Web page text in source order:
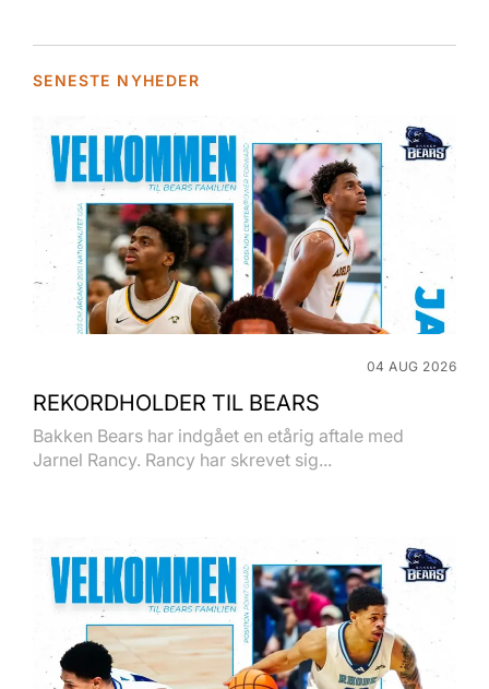
SENESTE NYHEDER
04 AUG 2026
REKORDHOLDER TIL BEARS
Bakken Bears har indgået en etårig aftale med
Jarnel Rancy. Rancy har skrevet sig...